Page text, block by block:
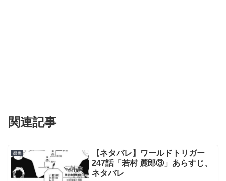
関連記事
漫画
【ネタバレ】ワールドトリガー
247話「若村 麓郎③」あらすじ、
ネタバレ